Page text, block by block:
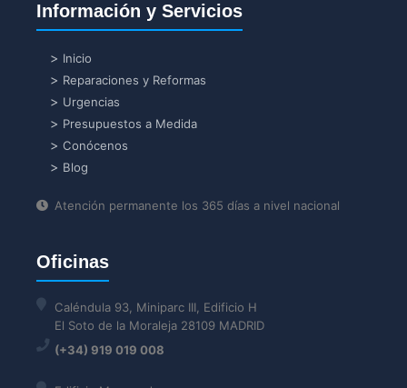
Información y Servicios
Inicio
Reparaciones y Reformas
Urgencias
Presupuestos a Medida
Conócenos
Blog
Atención permanente los 365 días a nivel nacional
Oficinas
Caléndula 93, Miniparc III, Edificio H
El Soto de la Moraleja 28109 MADRID
(+34) 919 019 008